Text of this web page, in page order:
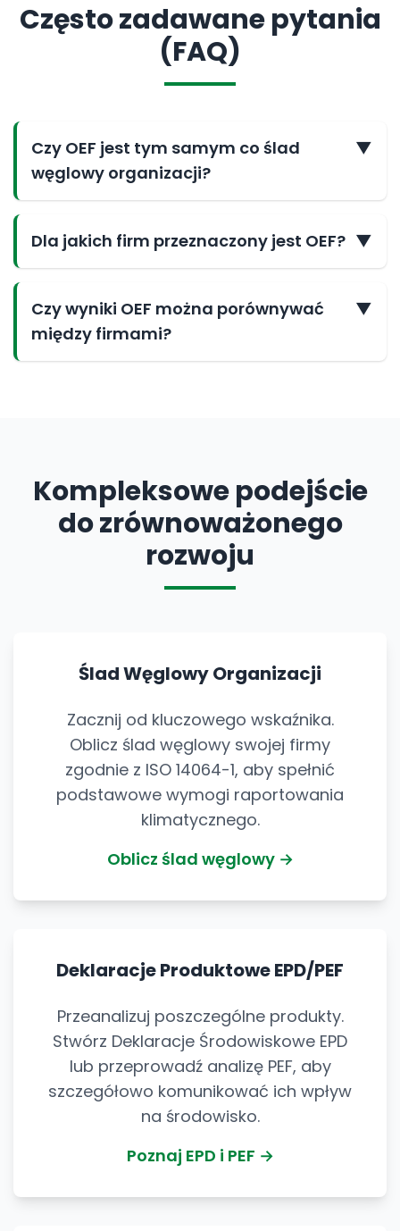
Często zadawane pytania
(FAQ)
Czy OEF jest tym samym co ślad
węglowy organizacji?
▼
Dla jakich firm przeznaczony jest OEF? ▼
Czy wyniki OEF można porównywać
między firmami?
▼
Kompleksowe podejście
do zrównoważonego
rozwoju
Ślad Węglowy Organizacji
Zacznij od kluczowego wskaźnika.
Oblicz ślad węglowy swojej firmy
zgodnie z ISO 14064-1, aby spełnić
podstawowe wymogi raportowania
klimatycznego.
Oblicz ślad węglowy →
Deklaracje Produktowe EPD/PEF
Przeanalizuj poszczególne produkty.
Stwórz Deklaracje Środowiskowe EPD
lub przeprowadź analizę PEF, aby
szczegółowo komunikować ich wpływ
na środowisko.
Poznaj EPD i PEF →